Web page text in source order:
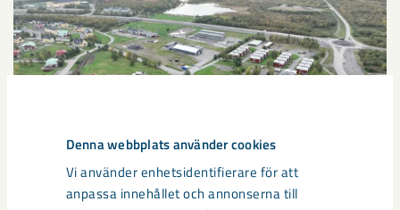
Denna webbplats använder cookies
Vi använder enhetsidentifierare för att
anpassa innehållet och annonserna till